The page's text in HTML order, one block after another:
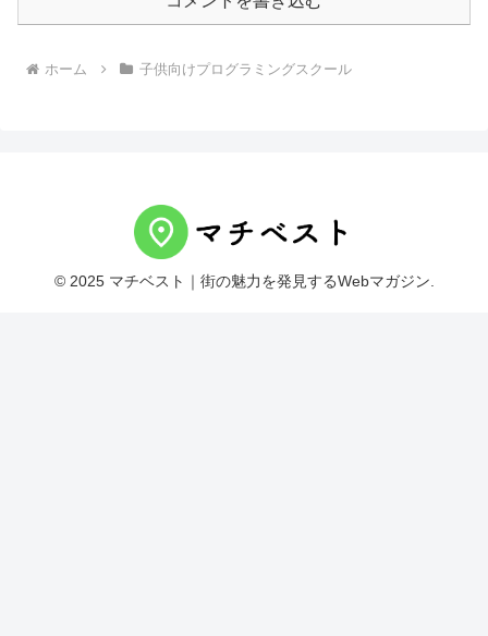
ホーム 子供向けプログラミングスクール
© 2025 マチベスト｜街の魅力を発見するWebマガジン.